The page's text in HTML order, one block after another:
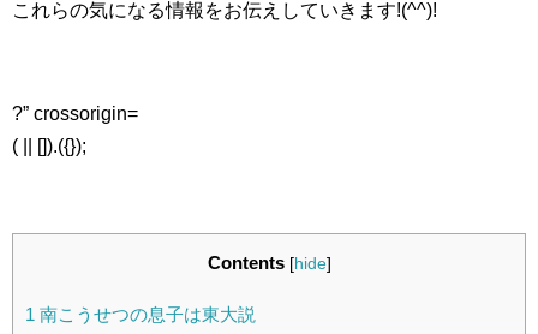
これらの気になる情報をお伝えしていきます!(^^)!
?” crossorigin=
( || []).({});
Contents [hide]
1 南こうせつの息子は東大説